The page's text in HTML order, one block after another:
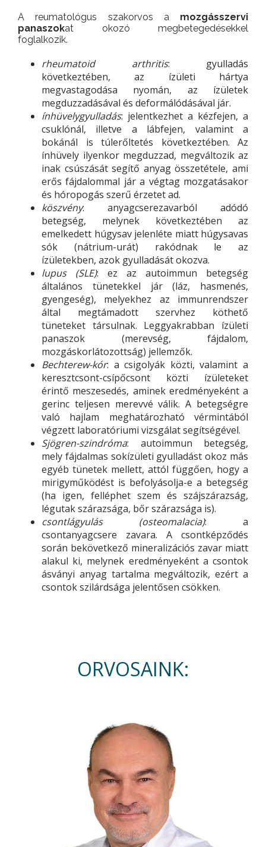
A reumatológus szakorvos a mozgásszervi
panaszokat okozó megbetegedésekkel
foglalkozik.
rheumatoid arthritis: gyulladás
következtében, az ízületi hártya
megvastagodása nyomán, az ízületek
megduzzadásával és deformálódásával jár.
ínhüvelygyulladás: jelentkezhet a kézfejen, a
csuklónál, illetve a lábfejen, valamint a
bokánál is túlerőltetés következtében. Az
ínhüvely ilyenkor megduzzad, megváltozik az
inak csúszását segítő anyag összetétele, ami
erős fájdalommal jár a végtag mozgatásakor
és hóropogás szerű érzetet ad.
köszvény: anyagcserezavarból adódó
betegség, melynek következtében az
emelkedett húgysav jelenléte miatt húgysavas
sók (nátrium-urát) rakódnak le az
ízületekben, azok gyulladását okozva.
lupus (SLE): ez az autoimmun betegség
általános tünetekkel jár (láz, hasmenés,
gyengeség), melyekhez az immunrendszer
által megtámadott szervhez köthető
tüneteket társulnak. Leggyakrabban ízületi
panaszok (merevség, fájdalom,
mozgáskorlátozottság) jellemzők.
Bechterew-kór: a csigolyák közti, valamint a
keresztcsont-csípőcsont közti ízületeket
érintő meszesedés, aminek eredményeként a
gerinc teljesen merevvé válik. A betegségre
való hajlam meghatározható vérmintából
végzett laboratóriumi vizsgálat segítségével.
Sjögren-szindróma: autoimmun betegség,
mely fájdalmas sokízületi gyulladást okoz más
egyéb tünetek mellett, attól függően, hogy a
mirigyműködést is befolyásolja-e a betegség
(ha igen, felléphet szem és szájszárazság,
légutak szárazsága, bőr szárazsága is).
csontlágyulás (osteomalacia): a
csontanyagcsere zavara. A csontképződés
során bekövetkező mineralizációs zavar miatt
alakul ki, melynek eredményeként a csontok
ásványi anyag tartalma megváltozik, ezért a
csontok szilárdsága jelentősen csökken.
ORVOSAINK: